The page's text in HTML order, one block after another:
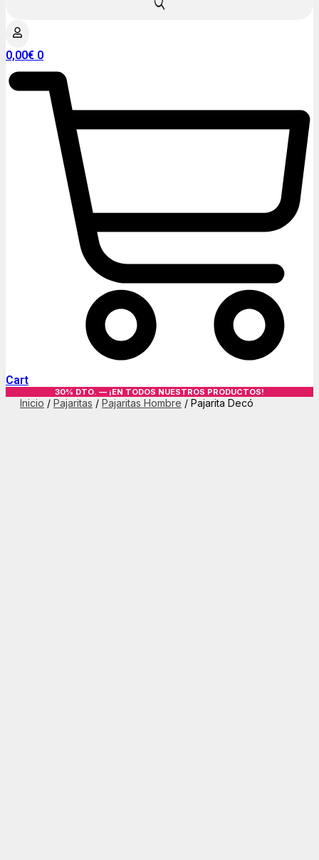
0,00€ 0
Cart
30% DTO. — ¡EN TODOS NUESTROS PRODUCTOS!
Inicio / Pajaritas / Pajaritas Hombre / Pajarita Decó